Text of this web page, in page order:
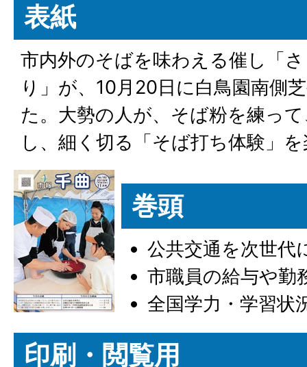
表紙
市内外のそばを味わえる催し「
り」が、10月20日に白鳥園南側
た。大勢の人が、そば粉を練っ
し、細く切る「そば打ち体験」
巻頭
公共交通を次世代
市職員の給与や勤
全国学力・学習状
印刷・閲覧用